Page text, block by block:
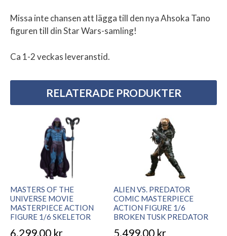
Missa inte chansen att lägga till den nya Ahsoka Tano
figuren till din Star Wars-samling!
Ca 1-2 veckas leveranstid.
RELATERADE PRODUKTER
MASTERS OF THE
UNIVERSE MOVIE
MASTERPIECE ACTION
FIGURE 1/6 SKELETOR
6.299,00 kr
ALIEN VS. PREDATOR
COMIC MASTERPIECE
ACTION FIGURE 1/6
BROKEN TUSK PREDATOR
5.499,00 kr